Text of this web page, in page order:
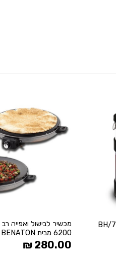
WISHLIST
6200 מבית BENATON
280.00
₪